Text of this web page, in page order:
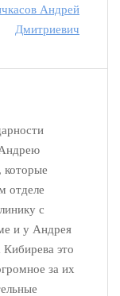
Андрей
Дмитриевич
которые
отделе
с
и у Андрея
это
за их